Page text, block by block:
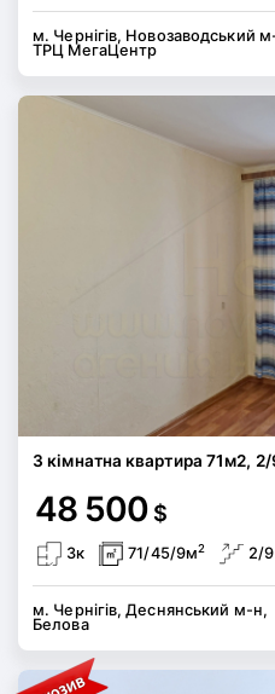
м. Чернігів, Новозаводський
ТРЦ МегаЦентр
3 кімнатна квартира 71м2,
48 500 $
3к 71/45/9м2 2/9
м. Чернігів, Деснянський м-н,
Белова